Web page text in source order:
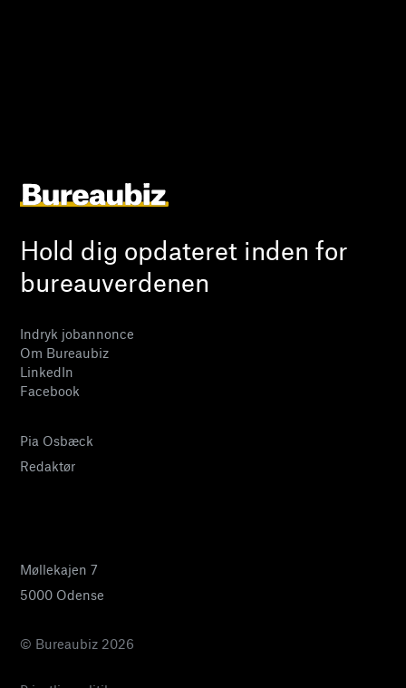
Hold dig opdateret inden for
bureauverdenen
Indryk jobannonce
Om Bureaubiz
LinkedIn
Facebook
Pia Osbæck
Redaktør
Møllekajen 7
5000 Odense
© Bureaubiz 2026